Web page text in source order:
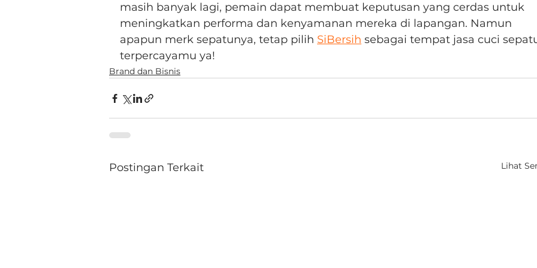
masih banyak lagi, pemain dapat membuat keputusan yang cerdas untuk
meningkatkan performa dan kenyamanan mereka di lapangan. Namun
apapun merk sepatunya, tetap pilih SiBersih sebagai tempat jasa cuci
terpercayamu ya!
Brand dan Bisnis
Postingan Terkait Lihat